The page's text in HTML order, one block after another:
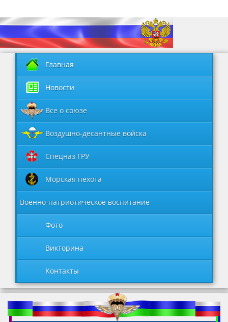
Главная
Новости
Все о союзе
Воздушно-десантные войска
Спецназ ГРУ
Морская пехота
Военно-патриотическое воспитание
Фото
Викторина
Контакты